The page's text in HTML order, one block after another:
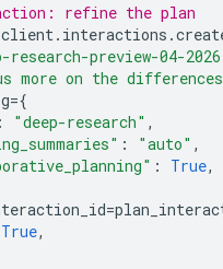
refine the plan
client. interactions .
research-preview-04-
more on the
={
: "deep-research" ,
: "auto" ,
: True,
=
True,